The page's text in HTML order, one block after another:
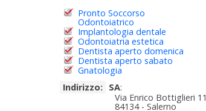
Pronto Soccorso
Odontoiatrico
Implantologia dentale
Odontoiatria estetica
Dentista aperto domenica
Dentista aperto sabato
Gnatologia
Indirizzo: SA:
Via Enrico Bottiglieri 11
84134 - Salerno